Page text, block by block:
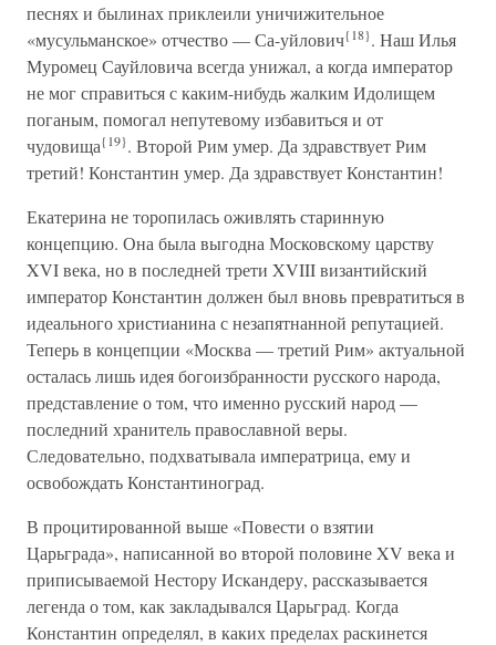
песнях и былинах приклеили уничижительное
«мусульманское» отчество — Са-уйлович{18}. Наш Илья
Муромец Сауйловича всегда унижал, а когда император
не мог справиться с каким-нибудь жалким Идолищем
поганым, помогал непутевому избавиться и от
чудовища{19}. Второй Рим умер. Да здравствует Рим
третий! Константин умер. Да здравствует Константин!
Екатерина не торопилась оживлять старинную
концепцию. Она была выгодна Московскому царству
XVI века, но в последней трети XVIII византийский
император Константин должен был вновь превратиться в
идеального христианина с незапятнанной репутацией.
Теперь в концепции «Москва — третий Рим» актуальной
осталась лишь идея богоизбранности русского народа,
представление о том, что именно русский народ —
последний хранитель православной веры.
Следовательно, подхватывала императрица, ему и
освобождать Константиноград.
В процитированной выше «Повести о взятии
Царьграда», написанной во второй половине XV века и
приписываемой Нестору Искандеру, рассказывается
легенда о том, как закладывался Царьград. Когда
Константин определял, в каких пределах раскинется